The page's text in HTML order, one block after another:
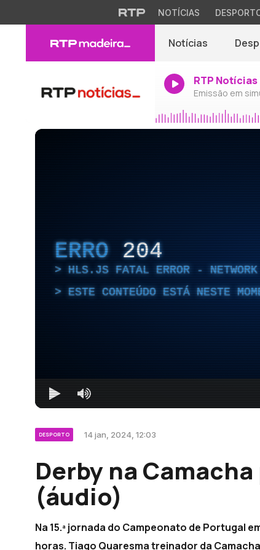
NOTÍCIAS
Notícias
RTP
Emissão em
ERRO 204
HLS.JS FATAL ERROR - NETWORK
ESTE CONTEÚDO ESTÁ NESTE
DESPORTO 14 jan, 2024, 12:03
Derby na
(áudio)
Na 15.ª jornada do Campeonato de Portugal
horas. Tiago Quaresma treinador da